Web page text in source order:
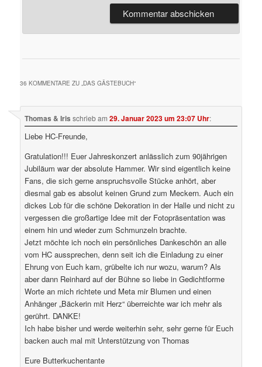
36 KOMMENTARE ZU „DAS GÄSTEBUCH“
Thomas & Iris schriebam 29. Januar 2023 um 23:07 Uhr:
Liebe HC-Freunde,
Gratulation!!! Euer Jahreskonzert anlässlich zum 90jährigen
Jubiläum war der absolute Hammer. Wir sind eigentlich keine
Fans, die sich gerne anspruchsvolle Stücke anhört, aber
diesmal gab es absolut keinen Grund zum Meckern. Auch ein
dickes Lob für die schöne Dekoration in der Halle und nicht zu
vergessen die großartige Idee mit der Fotopräsentation was
einem hin und wieder zum Schmunzeln brachte.
Jetzt möchte ich noch ein persönliches Dankeschön an alle
vom HC aussprechen, denn seit ich die Einladung zu einer
Ehrung von Euch kam, grübelte ich nur wozu, warum? Als
aber dann Reinhard auf der Bühne so liebe in Gedichtforme
Worte an mich richtete und Meta mir Blumen und einen
Anhänger „Bäckerin mit Herz“ überreichte war ich mehr als
gerührt. DANKE!
Ich habe bisher und werde weiterhin sehr, sehr gerne für Euch
backen auch mal mit Unterstützung von Thomas
Eure Butterkuchentante